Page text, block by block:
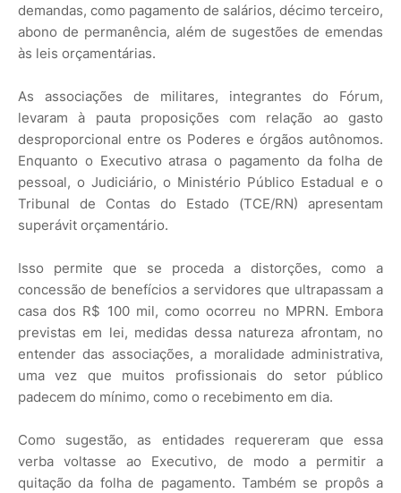
demandas, como pagamento de salários, décimo terceiro,
abono de permanência, além de sugestões de emendas
às leis orçamentárias.
As associações de militares, integrantes do Fórum,
levaram à pauta proposições com relação ao gasto
desproporcional entre os Poderes e órgãos autônomos.
Enquanto o Executivo atrasa o pagamento da folha de
pessoal, o Judiciário, o Ministério Público Estadual e o
Tribunal de Contas do Estado (TCE/RN) apresentam
superávit orçamentário.
Isso permite que se proceda a distorções, como a
concessão de benefícios a servidores que ultrapassam a
casa dos R$ 100 mil, como ocorreu no MPRN. Embora
previstas em lei, medidas dessa natureza afrontam, no
entender das associações, a moralidade administrativa,
uma vez que muitos profissionais do setor público
padecem do mínimo, como o recebimento em dia.
Como sugestão, as entidades requereram que essa
verba voltasse ao Executivo, de modo a permitir a
quitação da folha de pagamento. Também se propôs a